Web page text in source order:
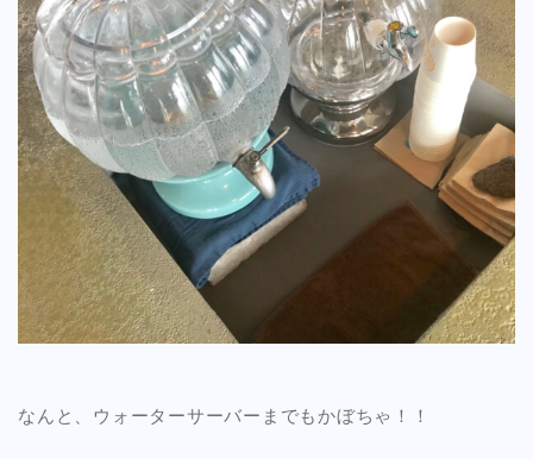
なんと、ウォーターサーバーまでもかぼちゃ！！